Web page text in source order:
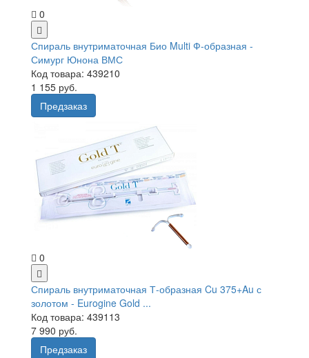
0
Спираль внутриматочная Био Multi Ф-образная -
Симург Юнона ВМС
Код товара: 439210
1 155 руб.
Предзаказ
0
Спираль внутриматочная Т-образная Cu 375+Au с
золотом - Eurogine Gold ...
Код товара: 439113
7 990 руб.
Предзаказ